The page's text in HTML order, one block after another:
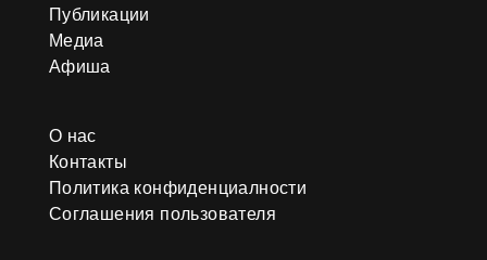
Публикации
Медиа
Афиша
О нас
Контакты
Политика конфиденциалности
Соглашения пользователя